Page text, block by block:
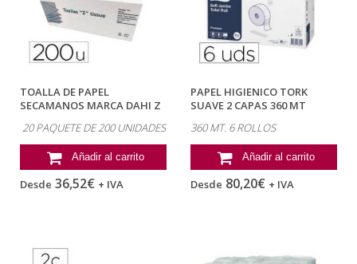
TOALLA DE PAPEL
SECAMANOS MARCA DAHI Z
20 PAQUETE DE 200 UNIDADES
Añadir al carrito
Desde 36,52€ + IVA
PAPEL HIGIENICO TORK
SUAVE 2 CAPAS 360 MT
360 MT. 6 ROLLOS
Añadir al carrito
Desde 80,20€ + IVA